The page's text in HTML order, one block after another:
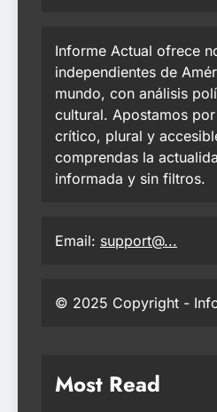
Informe Actual ofrece
independientes de
mundo, con análisis
cultural. Apostamos
crítico, plural y
comprendas la
informada y sin filtros.
Email: support@...
© 2025 Copyright -
Most Read